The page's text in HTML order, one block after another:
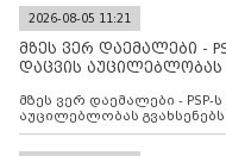
2026-08-05 11:21
მზეს ვერ დაემალები -
დაცვის აუცილებლობას
მზეს ვერ დაემალები - PSP-
აუცილებლობას გვახსენებს